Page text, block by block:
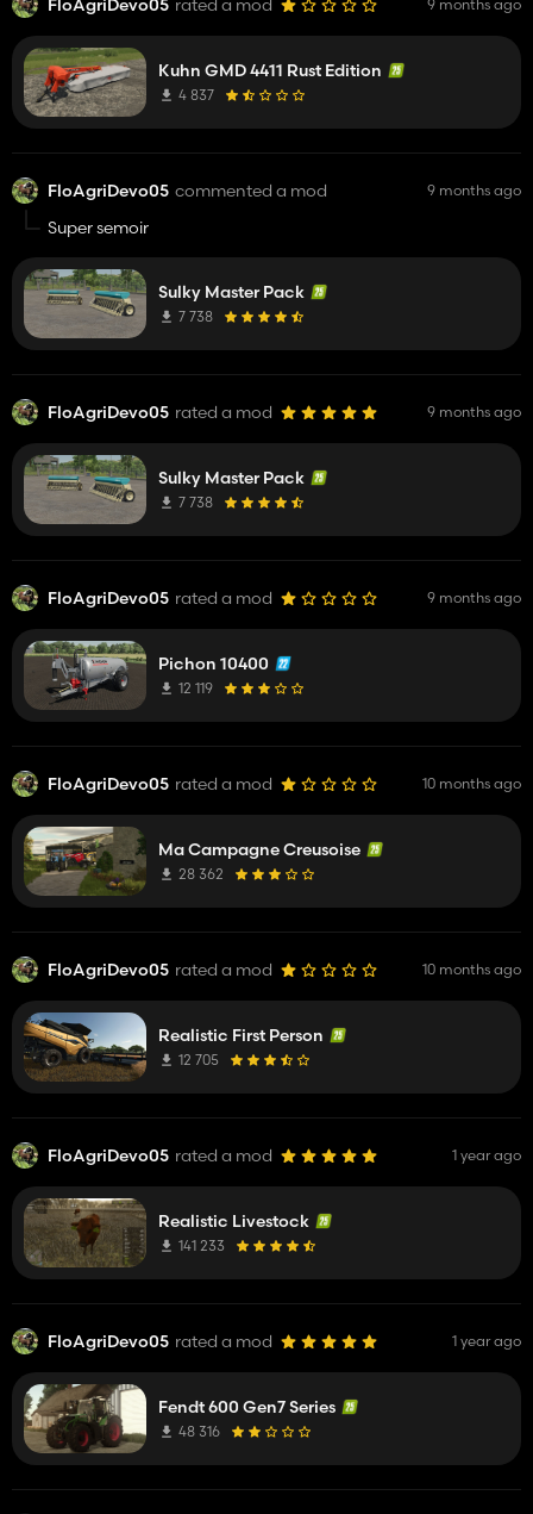
9 months ago
Kuhn GMD 4411 Rust Edition
4 837
FloAgriDevo05 commented a mod 9 months ago
Super semoir
Sulky Master Pack
7 738
FloAgriDevo05 rated a mod 9 months ago
Sulky Master Pack
7 738
FloAgriDevo05 rated a mod 9 months ago
Pichon 10400
12 119
FloAgriDevo05 rated a mod 10 months ago
Ma Campagne Creusoise
28 362
FloAgriDevo05 rated a mod 10 months ago
Realistic First Person
12 705
FloAgriDevo05 rated a mod 1 year ago
Realistic Livestock
141 233
FloAgriDevo05 rated a mod 1 year ago
Fendt 600 Gen7 Series
48 316